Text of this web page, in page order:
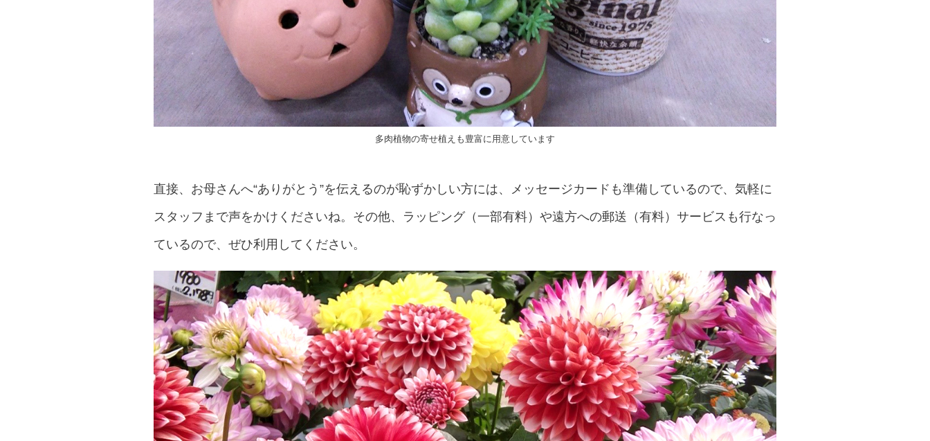
多肉植物の寄せ植えも豊富に用意しています
直接、お母さんへ“ありがとう”を伝えるのが恥ずかしい方には、メッセージカードも準備しているので、気軽に
スタッフまで声をかけくださいね。その他、ラッピング（一部有料）や遠方への郵送（有料）サービスも行なっ
ているので、ぜひ利用してください。